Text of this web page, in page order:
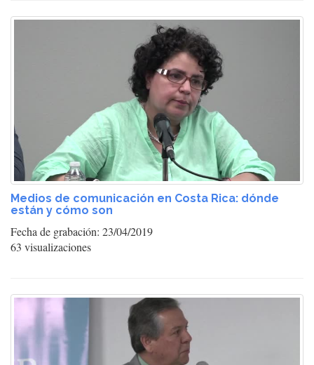
Medios de comunicación en Costa Rica: dónde
están y cómo son
Fecha de grabación: 23/04/2019
63 visualizaciones